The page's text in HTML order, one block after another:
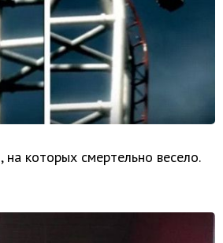
на которых смертельно весело.